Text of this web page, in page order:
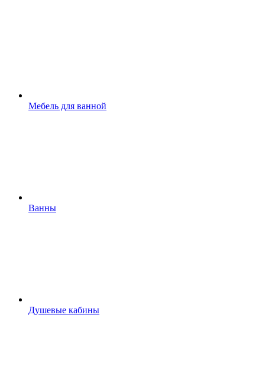
Мебель для ванной
Ванны
Душевые кабины